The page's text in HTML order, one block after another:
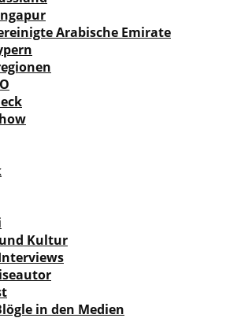
Arabische Emirate
Kultur
in den Medien